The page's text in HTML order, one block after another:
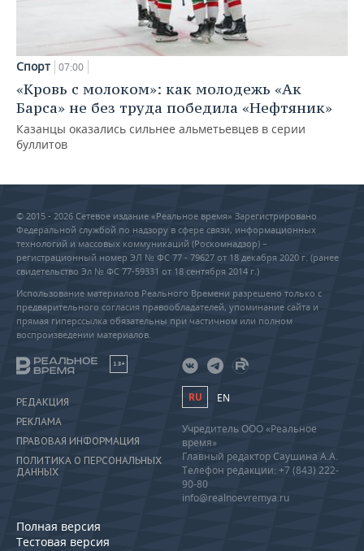
Спорт 07:00
«Кровь с молоком»: как молодежь «Ак
Барса» не без труда победила «Нефтяник»
Казанцы оказались сильнее альметьевцев в серии
буллитов
© 2015 - 2026 Сетевое издание «Реальное время» Зарегистрировано
Федеральной службой по надзору в сфере связи, информационных
технологий и массовых коммуникаций (Роскомнадзор) –
регистрационный номер ЭЛ № ФС 77 - 79627 от 18 декабря 2020 г. (ранее
свидетельство Эл № ФС 77-59331 от 18 сентября 2014 г.)
Использование материалов Реального Времени разрешено только с
предварительного согласия правообладателей, упоминание сайта и
прямая гиперссылка обязательны при частичном или полном
воспроизведении материалов.
18+
РЕДАКЦИЯ
РЕКЛАМА
ПРАВОВАЯ ИНФОРМАЦИЯ
ПОЛИТИКА О ПЕРСОНАЛЬНЫХ
ДАННЫХ
Полная версия
Тестовая версия
RU EN
Учредитель ООО «Реальное
время»
Главный редактор Саушина А.А.
Телефон редакции: +7 (843) 222-
90-80
info@realnoevremya.ru